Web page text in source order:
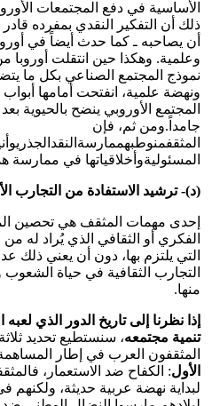
الأساسية في دفع المجتمعات
ذلك أن التفكير النقدي بمفرده
أن يصاحبه ـ كما حدث أيضاً في
وعلمية‏.‏ وهكذا حين انتقلت أوروبا
نموذج المجتمع الصناعي بكل ما
ونهضة علمية، انفتحت أمامها
المجتمع الأوروبي ينضح بالحيوية
جامداً.ومن ثم، فإن
المسئوليةوأخلاقياتها في ممارسة
(د)- ترشيد الاستفادة من التجارب
إحدى مهمات المثقف هي تحصين
الفكري أو الثقافي الذي يُراد له من
التي يلتزم بها، دون أن يعني ذلك
التجارب الثقافية في حياة الشعوب
منها.
إذا نظرنا إلى تاريخ الدور الذي
تنمية مجتمعه، سنستطيع تحديد
المثقفون العرب في إطار
الأول: الكفاح ضد الاستعمار،
لبداية نهضة عربية حديثة‏،‏ ولكنهم